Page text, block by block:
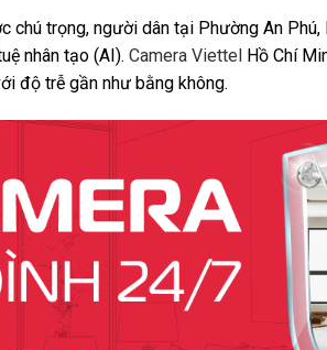
chú trọng, người dân tại Phường An
nhân tạo (AI). Camera Viettel Hồ Chí
độ trễ gần như bằng không.